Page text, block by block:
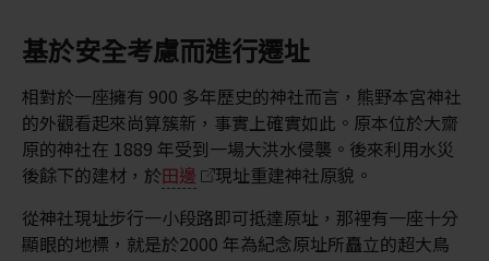
基於安全考慮而進行遷址
相對於一座擁有 900 多年歷史的神社而言，熊野本宮神社
的外觀看起來尚算簇新，事實上確實如此。原本位於大齋
原的神社在 1889 年受到一場大洪水侵襲。後來利用水災
後餘下的建材，於田邊
現址重建神社原貌。
從神社現址步行一小段路即可抵達原址，那裡有一座十分
顯眼的地標，就是於2000 年為紀念原址所矗立的超大鳥